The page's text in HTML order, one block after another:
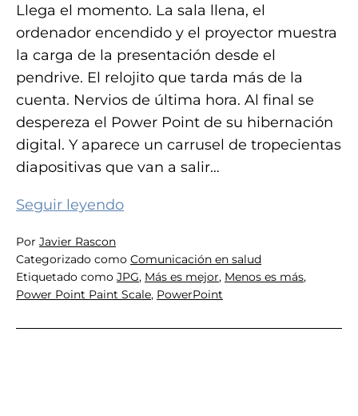
Llega el momento. La sala llena, el
ordenador encendido y el proyector muestra
la carga de la presentación desde el
pendrive. El relojito que tarda más de la
cuenta. Nervios de última hora. Al final se
despereza el Power Point de su hibernación
digital. Y aparece un carrusel de tropecientas
diapositivas que van a salir…
Seguir leyendo10
dejar
de
Por Javier Rascon
Categorizado como Comunicación en salud
Etiquetado como JPG, Más es mejor, Menos es más,
Power Point Paint Scale, PowerPoint